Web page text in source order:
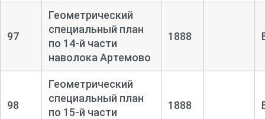
97
Геометрический
специальный план
по 14-й части
наволока Артемово
1888
98
Геометрический
специальный план
по 15-й части
1888